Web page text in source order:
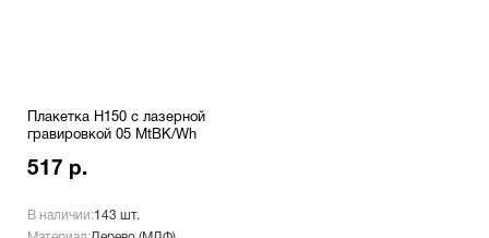
Плакетка H150 с лазерной
гравировкой 05 MtBK/Wh
517 р.
В наличии:143 шт.